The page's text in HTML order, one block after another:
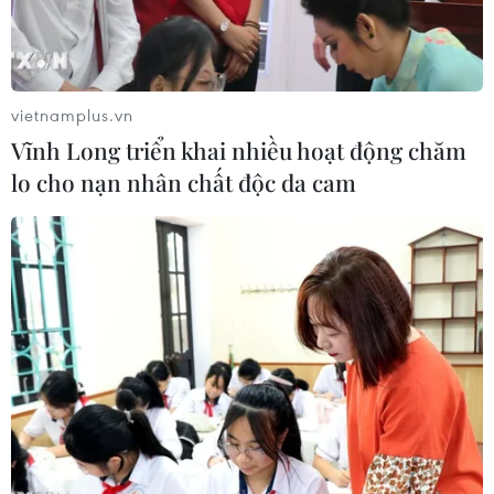
Phun thuốc khử trùng tại nhà trường hợp tiếp xúc gần với bệnh
nhân nghi nhiễm COVID-19. (Ảnh: Văn Dũng/TTXVN)
Tính từ 6 giờ ngày 16/4 đến tới thời điểm này là
100 ngày Việt Nam không có ca mắc mới COVID-
19 lây nhiễm trong cộng đồng.
vietnamplus.vn
Vĩnh Long triển khai nhiều hoạt động chăm
lo cho nạn nhân chất độc da cam